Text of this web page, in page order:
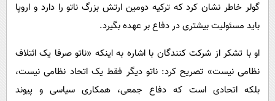
گولر خاطر نشان کرد که ترکیه دومین ارتش بزرگ ناتو را دارد و اروپا
باید مسئولیت بیشتری در دفاع بر عهده بگیرد.
او با تشکر از شرکت کنندگان با اشاره به اینکه «ناتو صرفا یک ائتلاف
نظامی نیست» تصریح کرد: ناتو دیگر فقط یک اتحاد نظامی نیست،
بلکه اتحادی است که دفاع جمعی، همکاری سیاسی و پیوند